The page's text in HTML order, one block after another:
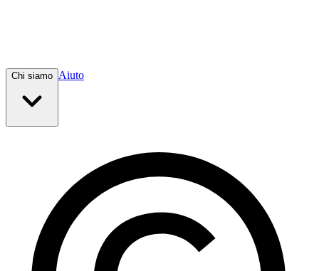
Chi siamo Aiuto